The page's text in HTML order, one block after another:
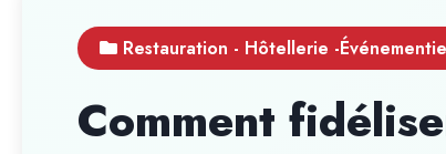
Restauration - Hôtellerie -
Comment